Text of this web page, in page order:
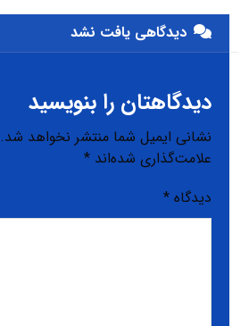
دیدگاهی یافت نشد
دیدگاهتان را بنویسید
نشانی ایمیل شما منتشر نخواهد شد.
علامت‌گذاری شده‌اند*
دیدگاه*